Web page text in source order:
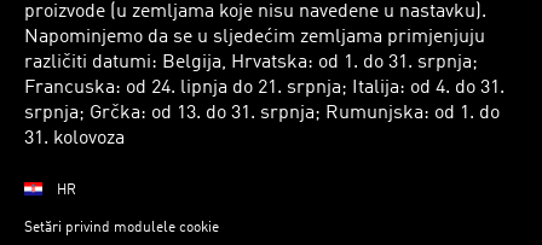
proizvode (u zemljama koje nisu navedene u nastavku).
Napominjemo da se u sljedećim zemljama primjenjuju
različiti datumi: Belgija, Hrvatska: od 1. do 31. srpnja;
Francuska: od 24. lipnja do 21. srpnja; Italija: od 4. do 31.
srpnja; Grčka: od 13. do 31. srpnja; Rumunjska: od 1. do
31. kolovoza
HR
Setări privind modulele cookie